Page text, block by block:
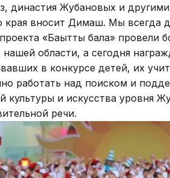
династия Жубановых и
края вносит Димаш. Мы всегда
«Бақытты бала» провели
нашей области, а сегодня
в конкурсе детей, их
работать над поиском и
культуры и искусства уровня
речи.